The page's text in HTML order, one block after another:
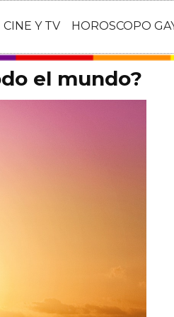
CINE Y TV HOROSCOPO
el mundo?